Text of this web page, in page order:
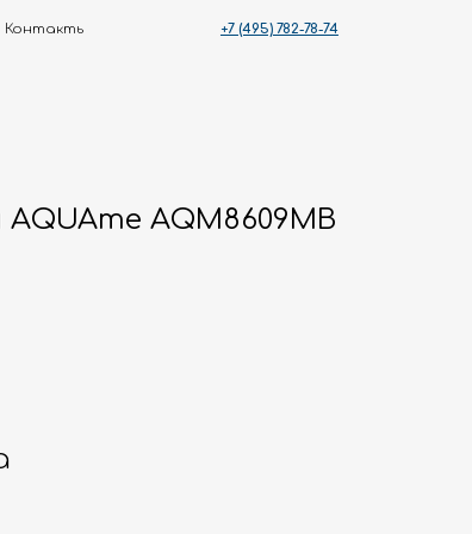
+7 (495) 782-78-74
AQM8609MB